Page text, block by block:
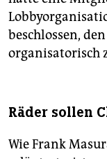
beschlossen,
organisatorisch
Räder sollen
Wie Frank